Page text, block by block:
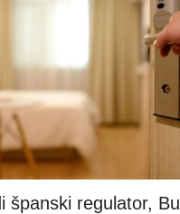
španski regulator,